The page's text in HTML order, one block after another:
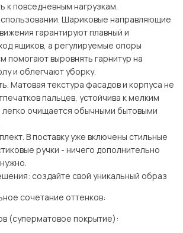
к повседневным нагрузкам.
Шариковые направляющие
гарантируют плавный и
ящиков, а регулируемые опоры
помогают выровнять гарнитур на
и облегчают уборку.
Матовая текстура фасадов и корпуса не
пальцев, устойчива к мелким
легко очищается обычными бытовыми
В поставку уже включены стильные
ручки - ничего дополнительно
создайте свой уникальный образ
сочетание оттенков:
(суперматовое покрытие):